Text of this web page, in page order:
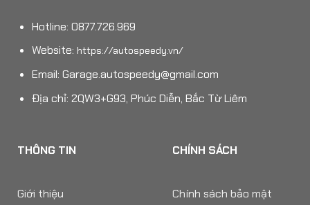
Hotline: 0877.726.969
Website: https://autospeedy.vn/
Email: Garage.autospeedy@gmail.com
Địa chỉ: 2QW3+G93, Phúc Diễn, Bắc Từ Liêm
THÔNG TIN
Giới thiệu
CHÍNH SÁCH
Chính sách bảo mật